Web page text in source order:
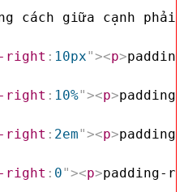
cách giữa cạnh
right : 10px"><p>
right : 10%"><p>
right : 2em"><p>
right : 0"><p>padding-